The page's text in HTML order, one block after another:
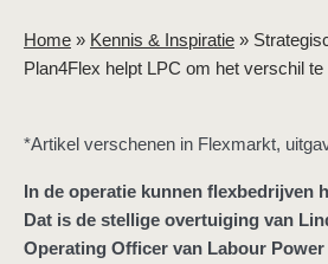
Home » Kennis & Inspiratie »
Plan4Flex helpt LPC om het verschil
*Artikel verschenen in Flexmarkt,
In de operatie kunnen flexbedrijven
Dat is de stellige overtuiging van
Operating Officer van Labour Power